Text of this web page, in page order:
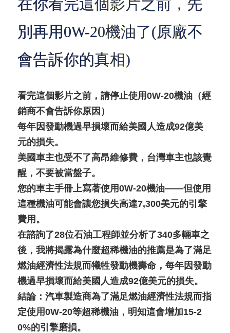
在你看完這個影片之前，先
別再用0W-20機油了(原廠不
會告訴你的真相)
看完這個影片之前，請停止使用0W-20機油（經
銷商不會告訴你原因）
每年因發動機過早損壞而給美國人造成92億美
元的損失。
美國車主也受不了高昂維修費，台灣車主也該覺
醒，不要被當盤子。
您的車主手冊上寫著使用0W-20機油——但使用
這種機油可能會讓您損失高達7,300美元的引擎
費用。
在諮詢了28位石油工程師並分析了340多輛車之
後，我將揭露為什麼超稀機油的推薦是為了滿足
燃油經濟性法規而犧牲發動機壽命，每年因發動
機過早損壞而給美國人造成92億美元的損失。
結論：汽車製造商為了滿足燃油經濟性法規而指
定使用0W-20等超稀機油，明知這會增加15-2
0%的引擎磨損。